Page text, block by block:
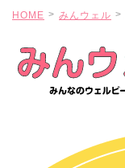
HOME みんウェル